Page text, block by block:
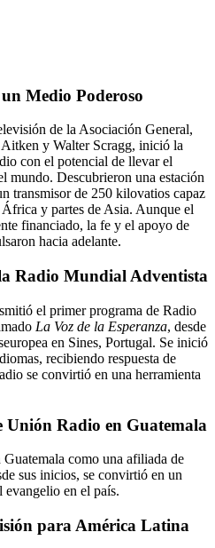
Medio Poderoso
de la Asociación General,
y Walter Scragg, inició la
con el potencial de llevar el
mundo. Descubrieron una estación
transmisor de 250 kilovatios capaz
y partes de Asia. Aunque el
financiado, la fe y el apoyo de
hacia adelante.
Radio Mundial Adventista
el primer programa de Radio
La Voz de la Esperanza, desde
en Sines, Portugal. Se inició
recibiendo respuesta de
se convirtió en una herramienta
Unión Radio en Guatemala
como una afiliada de
sus inicios, se convirtió en un
en el país.
para América Latina